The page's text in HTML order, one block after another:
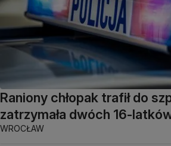
Raniony chłopak trafił do
zatrzymała dwóch 16-
WROCŁAW